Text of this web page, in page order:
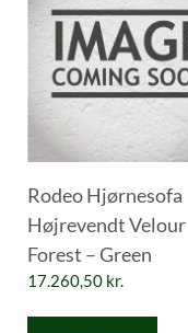
Rodeo Hjørnesofa
Højrevendt Velour
Forest – Green
17.260,50 kr.